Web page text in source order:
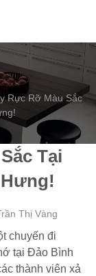
Rực Rỡ Màu Sắc
Tại
Thị Vàng
chuyến đi
tại Đảo Bình
thành viên xả